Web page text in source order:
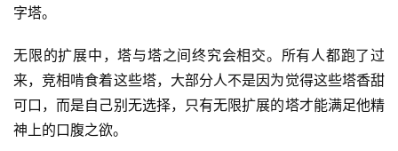
字塔。
无限的扩展中，塔与塔之间终究会相交。所有人都跑了过
来，竞相啃食着这些塔，大部分人不是因为觉得这些塔香甜
可口，而是自己别无选择，只有无限扩展的塔才能满足他精
神上的口腹之欲。